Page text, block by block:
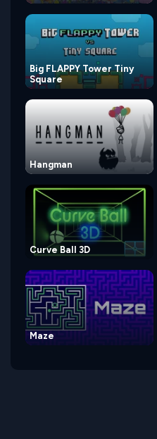
Big FLAPPY Tower Tiny
Square
Hangman
Curve Ball 3D
Maze